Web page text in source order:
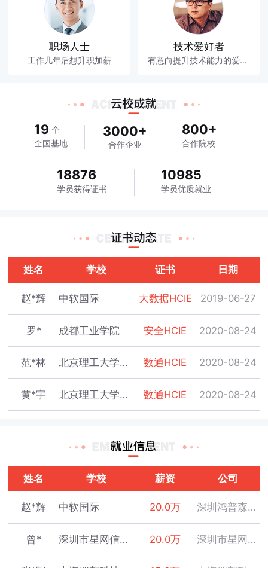
职场人士
工作几年后想升职加薪
技术爱好者
有意向提升技术能力的爱好者
19 个
全国基地
3000+
合作企业
800+
合作院校
18876
学员获得证书
10985
学员优质就业
姓名 学校 证书 日期
赵*辉 中软国际 大数据HCIE 2019-06-27
罗* 成都工业学院 安全HCIE 2020-08-24
范*林 北京理工大学珠海学院 数通HCIE 2020-08-24
黄*宇 北京理工大学珠海学院 数通HCIE 2020-08-24
云计算HCIE
邓*钦 深圳职业技术学院 数通HCIE 2020-08-04
刘*涛 深圳职业技术学院 数通HCIE 2020-08-06
江* 深圳职业技术学院 数通HCIE 2020-08-07
姓名 学校 薪资 公司
赵*辉 中软国际 20.0万 深圳鸿普森科技股份有限公司
曾* 深圳市星网信通科技有限公司 20.0万 深圳市星网信通科技有限公司